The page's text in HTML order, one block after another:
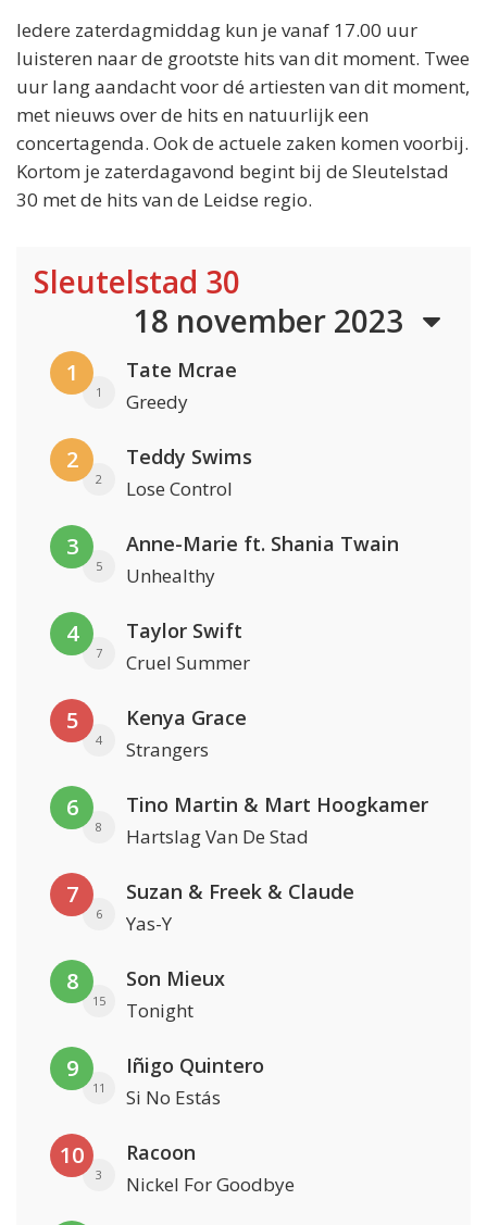
Iedere zaterdagmiddag kun je vanaf 17.00 uur
luisteren naar de grootste hits van dit moment. Twee
uur lang aandacht voor dé artiesten van dit moment,
met nieuws over de hits en natuurlijk een
concertagenda. Ook de actuele zaken komen voorbij.
Kortom je zaterdagavond begint bij de Sleutelstad
30 met de hits van de Leidse regio.
Sleutelstad 30
18 november 2023
1
1
Tate Mcrae
Greedy
2
2
Teddy Swims
Lose Control
3
5
Anne-Marie ft. Shania Twain
Unhealthy
4
7
Taylor Swift
Cruel Summer
5
4
Kenya Grace
Strangers
6
8
Tino Martin & Mart Hoogkamer
Hartslag Van De Stad
7
6
Suzan & Freek & Claude
Yas-Y
8
15
Son Mieux
Tonight
9
11
Iñigo Quintero
Si No Estás
10
3
Racoon
Nickel For Goodbye